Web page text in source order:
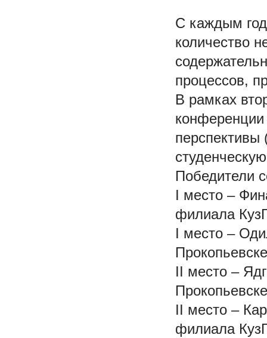
С каждым
количество
процессов,
В рамках
Победители
I место –
филиала
I место –
II место –
II место –
филиала